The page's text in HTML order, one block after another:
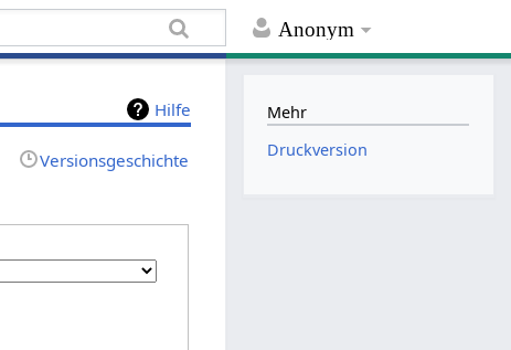
Anonym
Hilfe
Versionsgeschichte
Mehr
Druckversion